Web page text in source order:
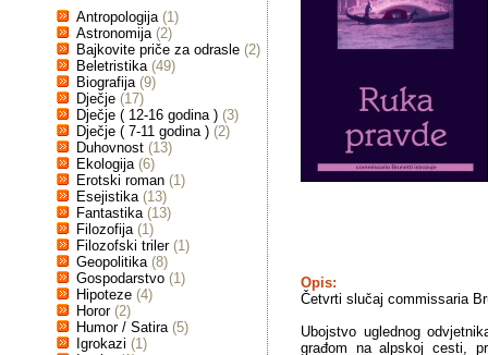
Antropologija (1)
Astronomija (2)
Bajkovite priče za odrasle (2)
Beletristika (49)
Biografija (9)
Dječje (17)
Dječje ( 12-16 godina ) (3)
Dječje ( 7-11 godina ) (2)
Duhovnost (13)
Ekologija (6)
Erotski roman (1)
Esejistika (13)
Fantastika (13)
Filozofija (1)
Filozofski triler (1)
Geopolitika (8)
Gospodarstvo (1)
Hipoteze (4)
Horor (2)
Humor / Satira (5)
Igrokazi (1)
Opis:
Četvrti slučaj commissaria
Ubojstvo uglednog
građom na alpskoj cesti,